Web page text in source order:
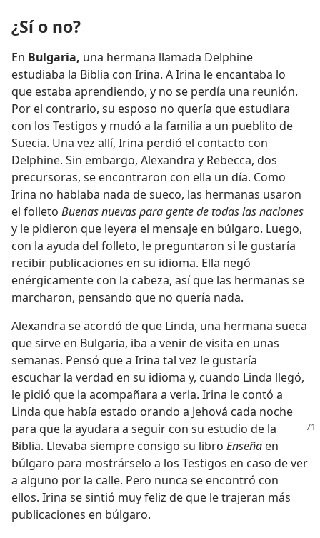
¿Sí o no?
En Bulgaria, una hermana llamada Delphine
estudiaba la Biblia con Irina. A Irina le encantaba lo
que estaba aprendiendo, y no se perdía una reunión.
Por el contrario, su esposo no quería que estudiara
con los Testigos y mudó a la familia a un pueblito de
Suecia. Una vez allí, Irina perdió el contacto con
Delphine. Sin embargo, Alexandra y Rebecca, dos
precursoras, se encontraron con ella un día. Como
Irina no hablaba nada de sueco, las hermanas usaron
el folleto Buenas nuevas para gente de todas las naciones
y le pidieron que leyera el mensaje en búlgaro. Luego,
con la ayuda del folleto, le preguntaron si le gustaría
recibir publicaciones en su idioma. Ella negó
enérgicamente con la cabeza, así que las hermanas se
marcharon, pensando que no quería nada.
Alexandra se acordó de que Linda, una hermana sueca
que sirve en Bulgaria, iba a venir de visita en unas
semanas. Pensó que a Irina tal vez le gustaría
escuchar la verdad en su idioma y, cuando Linda llegó,
le pidió que la acompañara a verla. Irina le contó a
Linda que había estado orando a Jehová cada noche
para que la ayudara a seguir con su estudio de la
Biblia. Llevaba siempre consigo su libro Enseña en
búlgaro para mostrárselo a los Testigos en caso de ver
a alguno por la calle. Pero nunca se encontró con
ellos. Irina se sintió muy feliz de que le trajeran más
publicaciones en búlgaro.